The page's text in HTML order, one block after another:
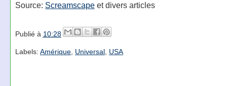
Source: Screamscapeet divers articles
Publié à 10:28
Labels: Amérique, Universal, USA